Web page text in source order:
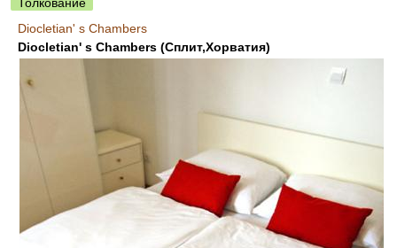
Diocletian' s Chambers
Diocletian' s Chambers (Сплит,Хорватия)